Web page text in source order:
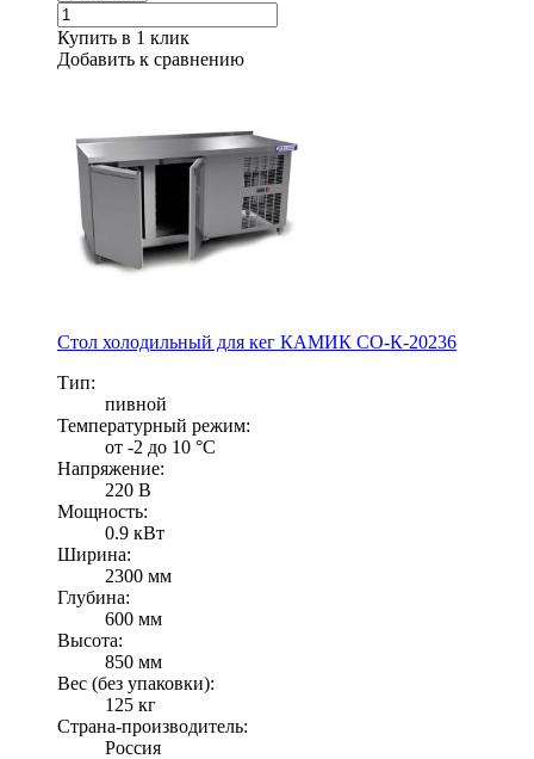
Купить в 1 клик
Добавить к сравнению
Стол холодильный для кег КАМИК СО-К-20236
Тип:
пивной
Температурный режим:
от -2 до 10 °C
Напряжение:
220 В
Мощность:
0.9 кВт
Ширина:
2300 мм
Глубина:
600 мм
Высота:
850 мм
Вес (без упаковки):
125 кг
Страна-производитель:
Россия